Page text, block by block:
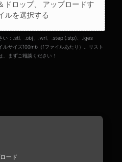
ード
ロップ、 アップロードす
ルを選択する
い：.stl、.obj、.wrl、.step (.stp)、.iges
サイズ100mb（1ファイルあたり）。リスト
まずご相談ください！